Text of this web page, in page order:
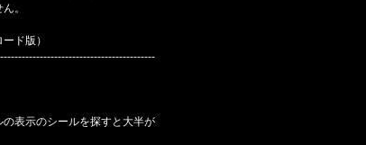
。
ード版）
表示のシールを探すと大半が